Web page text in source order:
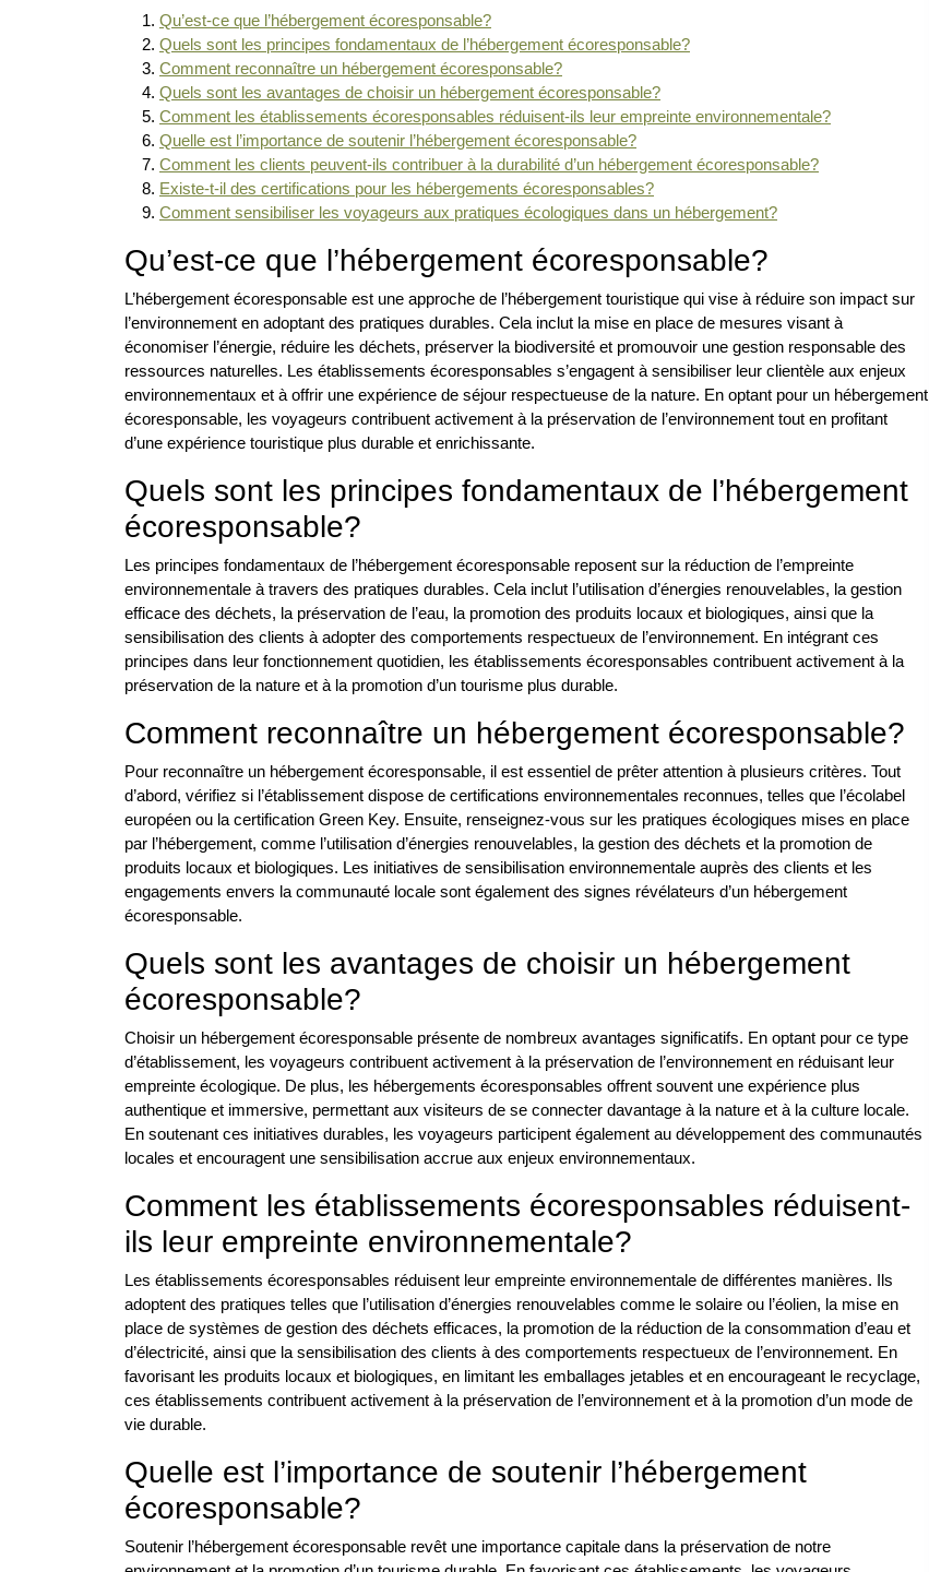
Qu’est-ce que l’hébergement écoresponsable?
Quels sont les principes fondamentaux de l’hébergement écoresponsable?
Comment reconnaître un hébergement écoresponsable?
Quels sont les avantages de choisir un hébergement écoresponsable?
Comment les établissements écoresponsables réduisent-ils leur empreinte environnementale?
Quelle est l’importance de soutenir l’hébergement écoresponsable?
Comment les clients peuvent-ils contribuer à la durabilité d’un hébergement écoresponsable?
Existe-t-il des certifications pour les hébergements écoresponsables?
Comment sensibiliser les voyageurs aux pratiques écologiques dans un hébergement?
Qu’est-ce que l’hébergement écoresponsable?
L’hébergement écoresponsable est une approche de l’hébergement touristique qui vise à réduire son impact sur
l’environnement en adoptant des pratiques durables. Cela inclut la mise en place de mesures visant à
économiser l’énergie, réduire les déchets, préserver la biodiversité et promouvoir une gestion responsable des
ressources naturelles. Les établissements écoresponsables s’engagent à sensibiliser leur clientèle aux enjeux
environnementaux et à offrir une expérience de séjour respectueuse de la nature. En optant pour un hébergement
écoresponsable, les voyageurs contribuent activement à la préservation de l’environnement tout en profitant
d’une expérience touristique plus durable et enrichissante.
Quels sont les principes fondamentaux de l’hébergement
écoresponsable?
Les principes fondamentaux de l’hébergement écoresponsable reposent sur la réduction de l’empreinte
environnementale à travers des pratiques durables. Cela inclut l’utilisation d’énergies renouvelables, la gestion
efficace des déchets, la préservation de l’eau, la promotion des produits locaux et biologiques, ainsi que la
sensibilisation des clients à adopter des comportements respectueux de l’environnement. En intégrant ces
principes dans leur fonctionnement quotidien, les établissements écoresponsables contribuent activement à la
préservation de la nature et à la promotion d’un tourisme plus durable.
Comment reconnaître un hébergement écoresponsable?
Pour reconnaître un hébergement écoresponsable, il est essentiel de prêter attention à plusieurs critères. Tout
d’abord, vérifiez si l’établissement dispose de certifications environnementales reconnues, telles que l’écolabel
européen ou la certification Green Key. Ensuite, renseignez-vous sur les pratiques écologiques mises en place
par l’hébergement, comme l’utilisation d’énergies renouvelables, la gestion des déchets et la promotion de
produits locaux et biologiques. Les initiatives de sensibilisation environnementale auprès des clients et les
engagements envers la communauté locale sont également des signes révélateurs d’un hébergement
écoresponsable.
Quels sont les avantages de choisir un hébergement
écoresponsable?
Choisir un hébergement écoresponsable présente de nombreux avantages significatifs. En optant pour ce type
d’établissement, les voyageurs contribuent activement à la préservation de l’environnement en réduisant leur
empreinte écologique. De plus, les hébergements écoresponsables offrent souvent une expérience plus
authentique et immersive, permettant aux visiteurs de se connecter davantage à la nature et à la culture locale.
En soutenant ces initiatives durables, les voyageurs participent également au développement des communautés
locales et encouragent une sensibilisation accrue aux enjeux environnementaux.
Comment les établissements écoresponsables réduisent-
ils leur empreinte environnementale?
Les établissements écoresponsables réduisent leur empreinte environnementale de différentes manières. Ils
adoptent des pratiques telles que l’utilisation d’énergies renouvelables comme le solaire ou l’éolien, la mise en
place de systèmes de gestion des déchets efficaces, la promotion de la réduction de la consommation d’eau et
d’électricité, ainsi que la sensibilisation des clients à des comportements respectueux de l’environnement. En
favorisant les produits locaux et biologiques, en limitant les emballages jetables et en encourageant le recyclage,
ces établissements contribuent activement à la préservation de l’environnement et à la promotion d’un mode de
vie durable.
Quelle est l’importance de soutenir l’hébergement
écoresponsable?
Soutenir l’hébergement écoresponsable revêt une importance capitale dans la préservation de notre